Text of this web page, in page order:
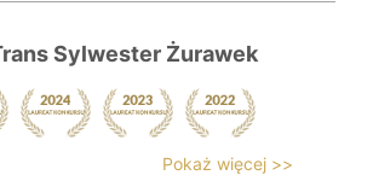
Sylwester Żurawek
Pokaż więcej >>